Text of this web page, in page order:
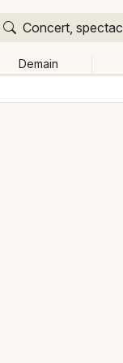
Concert,
Demain